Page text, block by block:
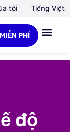
tôi Tiếng Việt
PHÍ
độ